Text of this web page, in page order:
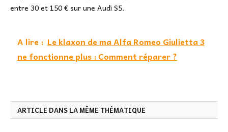
entre 30 et 150 € sur une Audi S5.
A lire : Le klaxon de ma Alfa Romeo Giulietta 3
ne fonctionne plus : Comment réparer ?
ARTICLE DANS LA MÊME THÉMATIQUE